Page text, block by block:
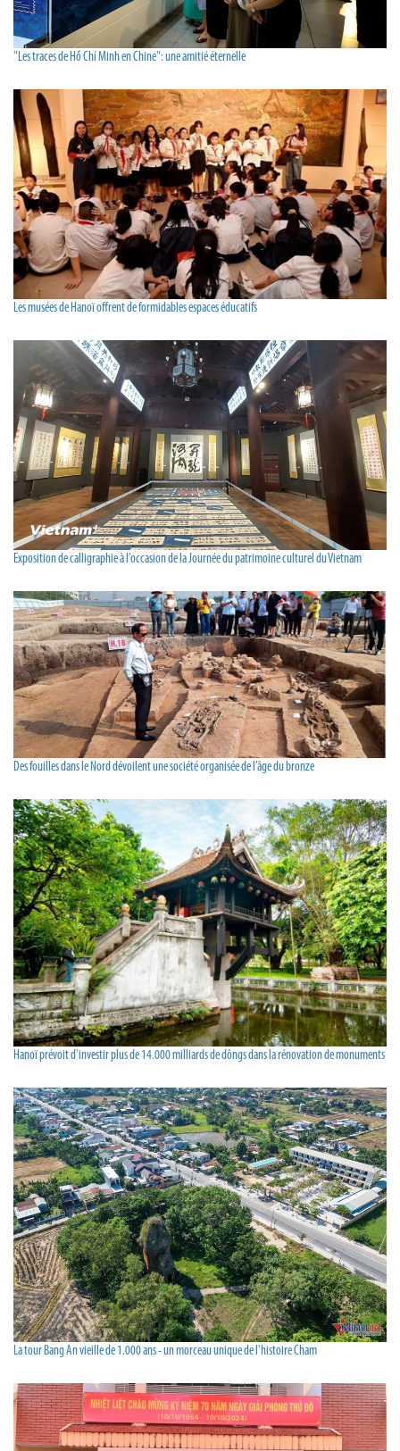
"Les traces de Hồ Chí Minh en Chine": une amitié éternelle
Les musées de Hanoï offrent de formidables espaces éducatifs
Exposition de calligraphie à l’occasion de la Journée du patrimoine culturel du Vietnam
Des fouilles dans le Nord dévoilent une société organisée de l’âge du bronze
Hanoï prévoit d'investir plus de 14.000 milliards de dôngs dans la rénovation de monuments
La tour Bang An vieille de 1.000 ans - un morceau unique de l'histoire Cham